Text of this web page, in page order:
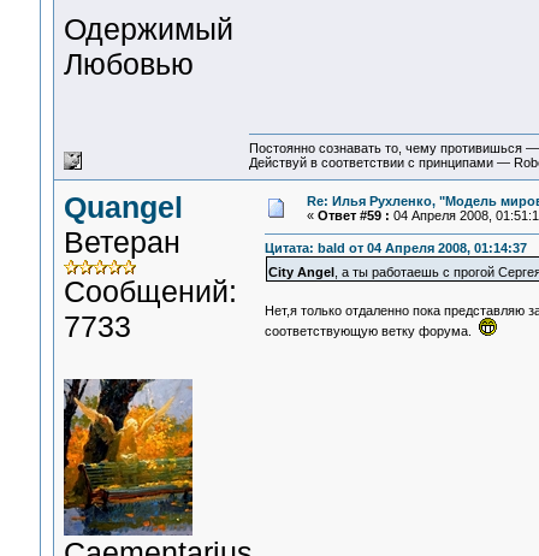
Одержимый
Любовью
Постоянно сознавать то, чему противишься
Действуй в соответствии с принципами —
Quangel
Ветеран
Сообщений:
7733
Re: Илья Рухленко, "Модель
« Ответ #59 : 04 Апреля 2008,
Цитата: bald от 04 Апреля 2008, 01:14:37
City Angel
, а ты работаешь с прогой
Нет,я только отдаленно пока представляю
соответствующую ветку форума.